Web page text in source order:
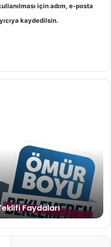
için adım, e-posta
kaydedilsin.
Hamile Egzersizleri ve